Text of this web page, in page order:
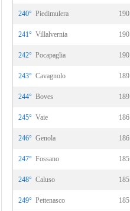
240° Piedimulera 190
241° Villalvernia 190
242° Pocapaglia 190
243° Cavagnolo 189
244° Boves 189
245° Vaie 186
246° Genola 186
247° Fossano 185
248° Caluso 185
249° Pettenasco 185